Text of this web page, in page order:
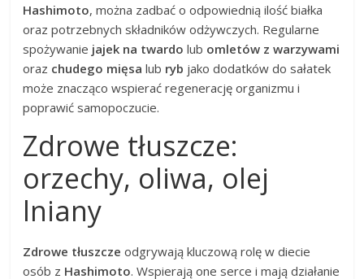
Hashimoto, można zadbać o odpowiednią ilość białka
oraz potrzebnych składników odżywczych. Regularne
spożywanie jajek na twardo lub omletów z warzywami
oraz chudego mięsa lub ryb jako dodatków do sałatek
może znacząco wspierać regenerację organizmu i
poprawić samopoczucie.
Zdrowe tłuszcze:
orzechy, oliwa, olej
lniany
Zdrowe tłuszcze odgrywają kluczową rolę w diecie
osób z Hashimoto. Wspierają one serce i mają działanie